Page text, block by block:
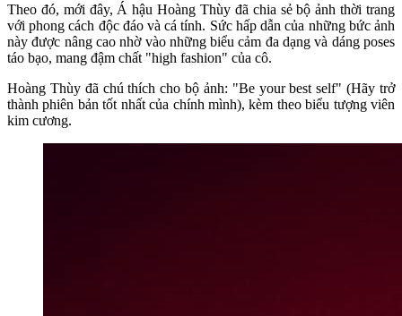
Theo đó, mới đây, Á hậu Hoàng Thùy đã chia sẻ bộ ảnh thời trang
với phong cách độc đáo và cá tính. Sức hấp dẫn của những bức ảnh
này được nâng cao nhờ vào những biểu cảm đa dạng và dáng poses
táo bạo, mang đậm chất "high fashion" của cô.
Hoàng Thùy đã chú thích cho bộ ảnh: "Be your best self" (Hãy trở
thành phiên bản tốt nhất của chính mình), kèm theo biểu tượng viên
kim cương.